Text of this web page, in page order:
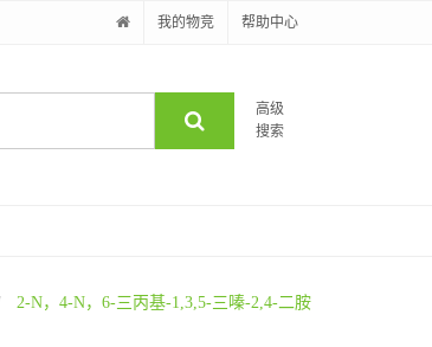
我的物竞 帮助中心
高级
搜索
2-N，4-N，6-三丙基-1,3,5-三嗪-2,4-二胺